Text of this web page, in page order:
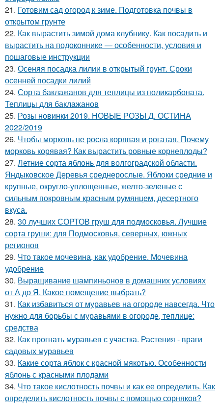
21. Готовим сад огород к зиме. Подготовка почвы в
открытом грунте
22. Как вырастить зимой дома клубнику. Как посадить и
вырастить на подоконнике — особенности, условия и
пошаговые инструкции
23. Осеняя посадка лилии в открытый грунт. Сроки
осенней посадки лилий
24. Сорта баклажанов для теплицы из поликарбоната.
Теплицы для баклажанов
25. Розы новинки 2019. НОВЫЕ РОЗЫ Д. ОСТИНА
2022/2019
26. Чтобы морковь не росла корявая и рогатая. Почему
морковь корявая? Как вырастить ровные корнеплоды?
27. Летние сорта яблонь для волгоградской области.
Яндыковское Деревья среднерослые. Яблоки средние и
крупные, округло-уплощенные, желто-зеленые с
сильным покровным красным румянцем, десертного
вкуса.
28. 30 лучших СОРТОВ груш для подмосковья. Лучшие
сорта груши: для Подмосковья, северных, южных
регионов
29. Что такое мочевина, как удобрение. Мочевина
удобрение
30. Выращивание шампиньонов в домашних условиях
от А до Я. Какое помещение выбрать?
31. Как избавиться от муравьев на огороде навсегда. Что
нужно для борьбы с муравьями в огороде, теплице:
средства
32. Как прогнать муравьев с участка. Растения - враги
садовых муравьев
33. Какие сорта яблок с красной мякотью. Особенности
яблонь с красными плодами
34. Что такое кислотность почвы и как ее определить. Как
определить кислотность почвы с помощью сорняков?